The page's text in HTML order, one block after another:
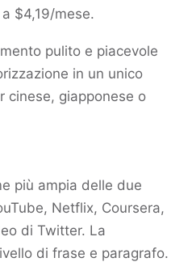
$4,19/mese.
pulito e piacevole
in un unico
giapponese o
più ampia delle due
Netflix, Coursera,
di Twitter. La
di frase e paragrafo.